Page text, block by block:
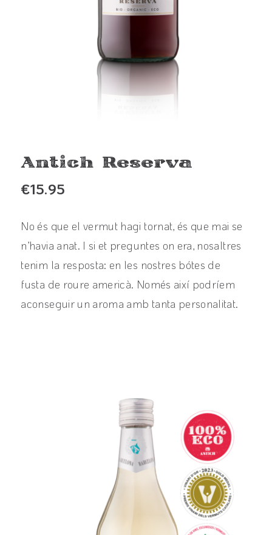
Antich Reserva
€15.95
No és que el vermut hagi tornat, és que mai se
n’havia anat. I si et preguntes on era, nosaltres
tenim la resposta: en les nostres bótes de
fusta de roure americà. Només així podríem
aconseguir un aroma amb tanta personalitat.